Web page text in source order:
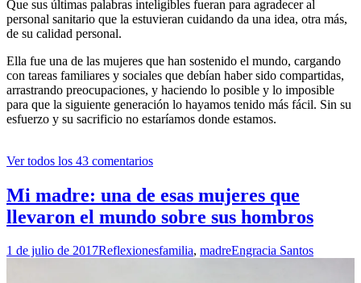
Que sus últimas palabras inteligibles fueran para agradecer al
personal sanitario que la estuvieran cuidando da una idea, otra más,
de su calidad personal.
Ella fue una de las mujeres que han sostenido el mundo, cargando
con tareas familiares y sociales que debían haber sido compartidas,
arrastrando preocupaciones, y haciendo lo posible y lo imposible
para que la siguiente generación lo hayamos tenido más fácil. Sin su
esfuerzo y su sacrificio no estaríamos donde estamos.
Ver todos los 43 comentarios
Mi madre: una de esas mujeres que
llevaron el mundo sobre sus hombros
1 de julio de 2017Reflexionesfamilia, madreEngracia Santos